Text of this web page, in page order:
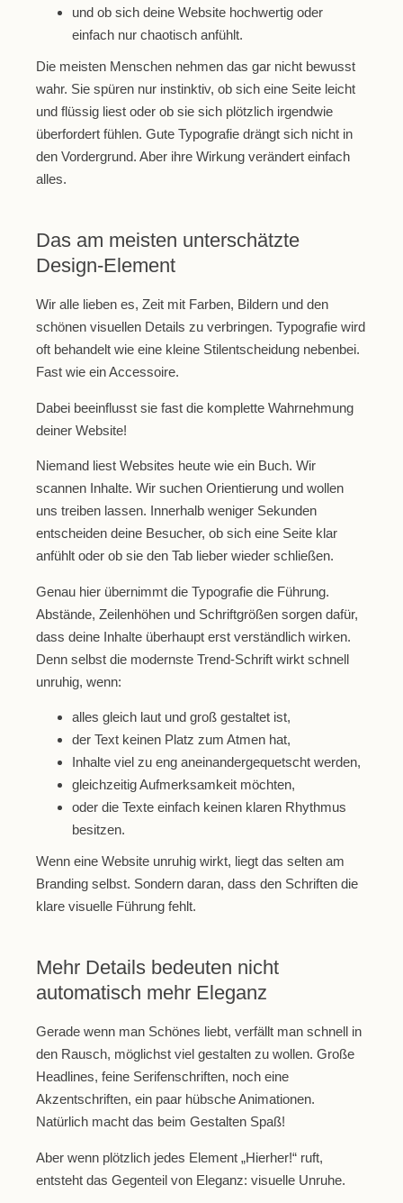
und ob sich deine Website hochwertig oder
einfach nur chaotisch anfühlt.
Die meisten Menschen nehmen das gar nicht bewusst
wahr. Sie spüren nur instinktiv, ob sich eine Seite leicht
und flüssig liest oder ob sie sich plötzlich irgendwie
überfordert fühlen. Gute Typografie drängt sich nicht in
den Vordergrund. Aber ihre Wirkung verändert einfach
alles.
Das am meisten unterschätzte
Design-Element
Wir alle lieben es, Zeit mit Farben, Bildern und den
schönen visuellen Details zu verbringen. Typografie wird
oft behandelt wie eine kleine Stilentscheidung nebenbei.
Fast wie ein Accessoire.
Dabei beeinflusst sie fast die komplette Wahrnehmung
deiner Website!
Niemand liest Websites heute wie ein Buch. Wir
scannen Inhalte. Wir suchen Orientierung und wollen
uns treiben lassen. Innerhalb weniger Sekunden
entscheiden deine Besucher, ob sich eine Seite klar
anfühlt oder ob sie den Tab lieber wieder schließen.
Genau hier übernimmt die Typografie die Führung.
Abstände, Zeilenhöhen und Schriftgrößen sorgen dafür,
dass deine Inhalte überhaupt erst verständlich wirken.
Denn selbst die modernste Trend-Schrift wirkt schnell
unruhig, wenn:
alles gleich laut und groß gestaltet ist,
der Text keinen Platz zum Atmen hat,
Inhalte viel zu eng aneinandergequetscht werden,
gleichzeitig Aufmerksamkeit möchten,
oder die Texte einfach keinen klaren Rhythmus
besitzen.
Wenn eine Website unruhig wirkt, liegt das selten am
Branding selbst. Sondern daran, dass den Schriften die
klare visuelle Führung fehlt.
Mehr Details bedeuten nicht
automatisch mehr Eleganz
Gerade wenn man Schönes liebt, verfällt man schnell in
den Rausch, möglichst viel gestalten zu wollen. Große
Headlines, feine Serifenschriften, noch eine
Akzentschriften, ein paar hübsche Animationen.
Natürlich macht das beim Gestalten Spaß!
Aber wenn plötzlich jedes Element „Hierher!“ ruft,
entsteht das Gegenteil von Eleganz: visuelle Unruhe.